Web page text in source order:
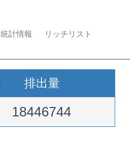
統計情報
リッチリスト
排出量
18446744